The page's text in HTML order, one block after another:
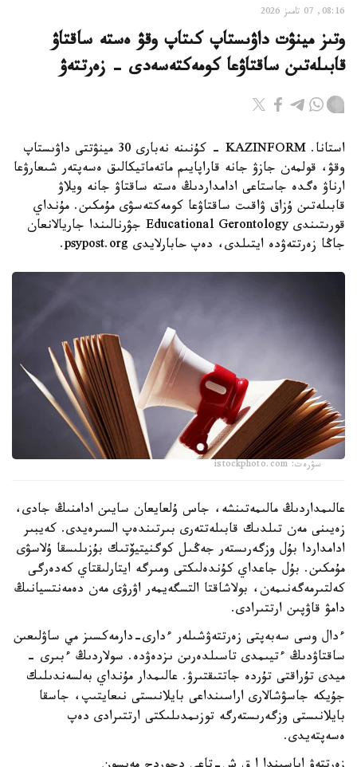
08:16, 07 تامىز 2026
وتىز مينۋت داۋىستاپ كىتاپ وقۋ ەستە ساقتاۋ
قابىلەتىن ساقتاۋعا كومەكتەسەدى - زەرتتەۋ
استانا. KAZINFORM - كۇنىنە نەبارى 30 مينۋتتى داۋىستاپ
وقۋ، قولمەن جازۋ جانە قاراپايىم ماتەماتيكالىق ەسەپتەر شىعارۋعا
ارناۋ ەگدە جاستاعى ادامداردىڭ ەستە ساقتاۋ جانە ويلاۋ
قابىلەتىن ۇزاق ۋاقىت ساقتاۋعا كومەكتەسۋى مۇمكىن. مۇنداي
قورىتىندى Educational Gerontology جۋرنالىندا جاريالانعان
جاڭا زەرتتەۋدە ايتىلدى، دەپ حابارلايدى psypost.org.
سۋرەت: istockphoto.com
عالىمداردىڭ مالىمەتىنشە، جاس ۇلعايعان سايىن ادامنىڭ جادى،
زەيىنى مەن تىلدىك قابىلەتتەرى بىرتىندەپ السىرەيدى. كەيبىر
ادامداردا بۇل وزگەرىستەر جەڭىل كوگنيتيۆتىك بۇزىلىسقا ۇلاسۋى
مۇمكىن. بۇل جاعداي كۇندەلىكتى ومىرگە ايتارلىقتاي كەدەرگى
كەلتىرمەگەنىمەن، بولاشاقتا التسگەيمەر اۋرۋى مەن دەمەنتسيانىڭ
دامۋ قاۋپىن ارتتىرادى.
ءدال وسى سەبەپتى زەرتتەۋشىلەر ءدارى-دارمەكسىز مي ساۋلىعىن
ساقتاۋدىڭ ءتيىمدى تاسىلدەرىن ىزدەۋدە. سولاردىڭ ءبىرى -
ميدى تۇراقتى تۇردە جاتتىقتىرۋ. عالىمدار مۇنداي بەلسەندىلىك
جۇيكە جاسۋشالارى اراسىنداعى بايلانىستى نىعايتىپ، جاسقا
بايلانىستى وزگەرىستەرگە توزىمدىلىكتى ارتتىرادى دەپ
ەسەپتەيدى.